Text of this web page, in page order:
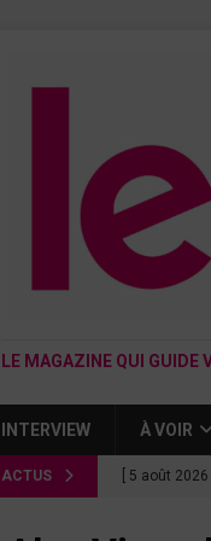
LE MAGAZINE QUI GUIDE
INTERVIEW À VOIR
ACTUS [ 5 août 2026 ]